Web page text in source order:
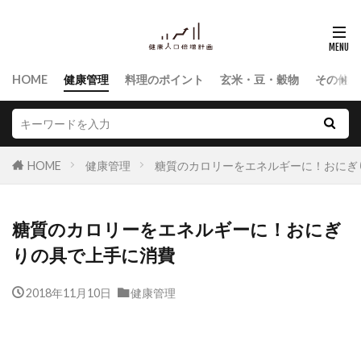
HOME 健康管理 料理のポイント 玄米・豆・穀物 その他
HOME 健康管理 糖質のカロリーをエネルギーに！おに
糖質のカロリーをエネルギーに！おにぎ
りの具で上手に消費
2018年11月10日 健康管理